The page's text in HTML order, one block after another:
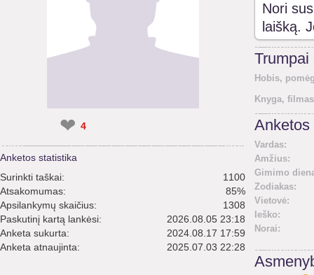
❤ 4
Anketos statistika
Surinkti taškai:
1100
Atsakomumas:
85%
Apsilankymų skaičius:
1308
Paskutinį kartą lankėsi:
2026.08.05 23:18
Anketa sukurta:
2024.08.17 17:59
Anketa atnaujinta:
2025.07.03 22:28
Nori
laišką.
Trumpai
Hobis,
Knyga,
Anketos
Vardas:
Amžius:
Gimimo
Zodiakas:
Vietovė:
Ieško:
Norai: